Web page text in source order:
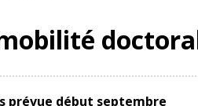
prévue début septembre